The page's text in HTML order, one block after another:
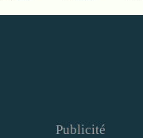
Publicité